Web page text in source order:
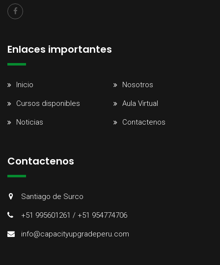
Enlaces importantes
Inicio Nosotros
Cursos disponibles Aula Virtual
Noticias Contactenos
Contactenos
Santiago de Surco
+51 995601261 / +51 954774706
info@capacityupgradeperu.com